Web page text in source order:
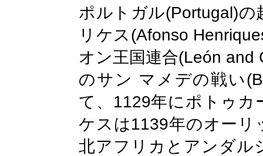
ポルトガル(Portugal)の
リケス (Afonso
オン王国連合(León and
のサン マメデの戦い
て、 1129年にポトゥカ
ケスは1139年のオーリ
北アフリカとアンダル